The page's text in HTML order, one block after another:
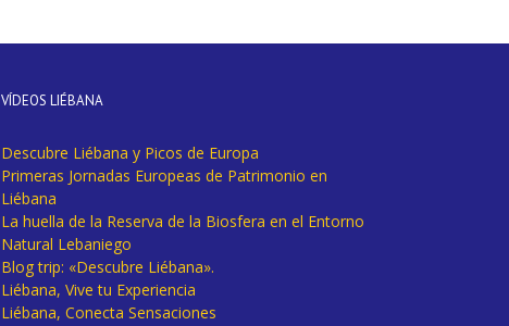
VÍDEOS LIÉBANA
Descubre Liébana y Picos de Europa
Primeras Jornadas Europeas de Patrimonio en
Liébana
La huella de la Reserva de la Biosfera en el Entorno
Natural Lebaniego
Blog trip: «Descubre Liébana».
Liébana, Vive tu Experiencia
Liébana, Conecta Sensaciones